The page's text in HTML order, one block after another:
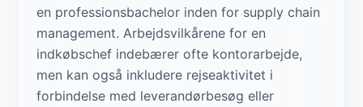
en professionsbachelor inden for supply chain
management. Arbejdsvilkårene for en
indkøbschef indebærer ofte kontorarbejde,
men kan også inkludere rejseaktivitet i
forbindelse med leverandørbesøg eller